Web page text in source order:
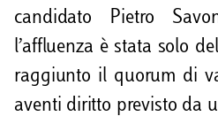
candidato Pietro
l’affluenza è stata solo
raggiunto il quorum di
aventi diritto previsto da